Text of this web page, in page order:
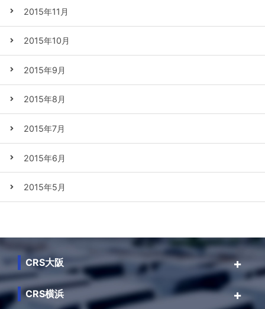
2015年11月
2015年10月
2015年9月
2015年8月
2015年7月
2015年6月
2015年5月
CRS大阪
CRS横浜